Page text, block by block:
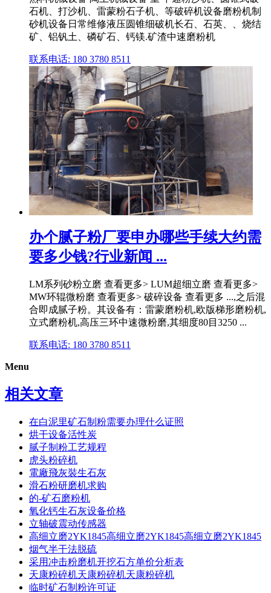
石机、打沙机、雷蒙粉石子机、等破碎机设备磨粉机制
砂机设备日常维修液压圆锥细破机长石、石英、、烧结
矿、铝钒土、磷矿石、钙镁.矿渣中速磨粉机
联系电话: 180 3780 8511
办个腻子粉厂要申办哪些手续大约需
要多少钱?行业新闻 ...
LM系列砂粉立磨 查看更多> LUM超细立磨 查看更多>
MW环辊微粉磨 查看更多> 破碎设备 查看更多 ...,之后混
合即成腻子粉。其设备有：雷蒙磨粉机,欧版梯形磨粉机,
立式磨粉机,高压三环中速微粉磨,其细度80目3250 ...
联系电话: 180 3780 8511
Menu
相关文章
在白泥里矿石制粉需要办理什么证照
烘干设备活性炭
腻子制粉工艺规程
虎头粉碎机
電廠飛灰裝生石灰
滑石粉研磨机求购
的-矿石磨粉机
氧化钙生石灰设备价格
立轴破震动传感器
高细立磨2YK1845高细立磨2YK1845高细立磨2YK1845
烟气半干法脱硫
采用冲击粉磨机开挖石方单价分析表
天康粉碎机天康粉碎机天康粉碎机
临时矿石制粉许可证